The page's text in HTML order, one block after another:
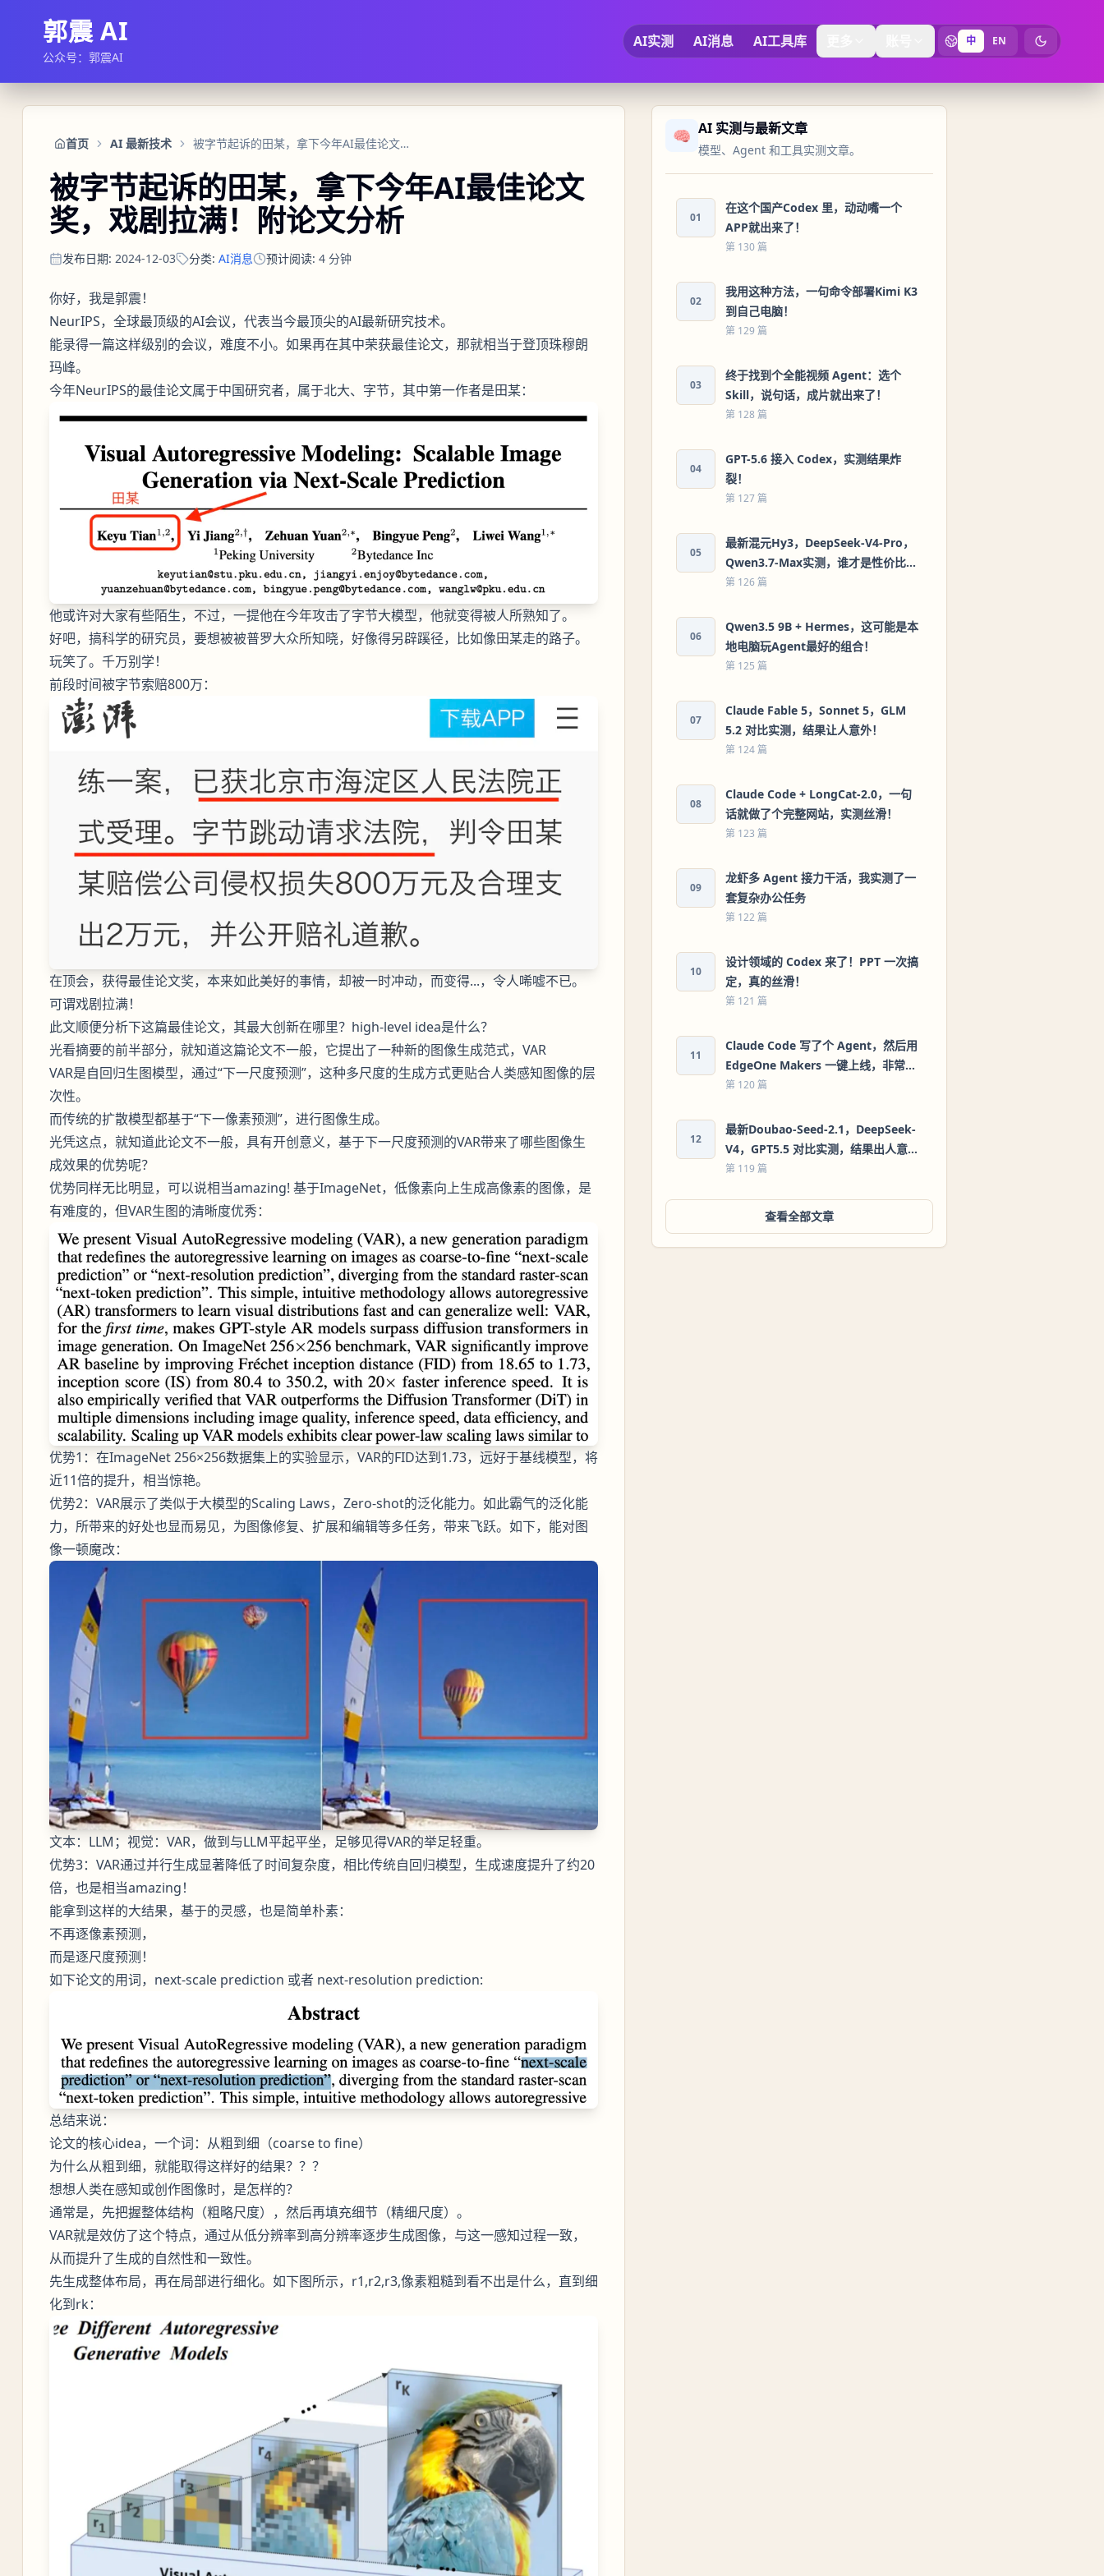
郭震 AI
公众号：郭震AI
AI实测 AI消息 AI工具库 中 EN 切换为暗黑
首页 AI 最新技术 被字节起诉的田某，拿下今年AI最佳论文奖，戏剧拉满！附论文分析
被字节起诉的田某，拿下今年AI最佳论文
奖，戏剧拉满！附论文分析
发布日期: 2024-12-03 分类: AI消息 预计阅读: 4 分钟
你好，我是郭震！
NeurIPS，全球最顶级的AI会议，代表当今最顶尖的AI最新研究技术。
能录得一篇这样级别的会议，难度不小。如果再在其中荣获最佳论文，那就相当于登顶珠穆朗
玛峰。
今年NeurIPS的最佳论文属于中国研究者，属于北大、字节，其中第一作者是田某：
他或许对大家有些陌生，不过，一提他在今年攻击了字节大模型，他就变得被人所熟知了。
好吧，搞科学的研究员，要想被被普罗大众所知晓，好像得另辟蹊径，比如像田某走的路子。
玩笑了。千万别学！
前段时间被字节索赔800万：
在顶会，获得最佳论文奖，本来如此美好的事情，却被一时冲动，而变得...，令人唏嘘不已。
可谓戏剧拉满！
此文顺便分析下这篇最佳论文，其最大创新在哪里？high-level idea是什么？
光看摘要的前半部分，就知道这篇论文不一般，它提出了一种新的图像生成范式，VAR
VAR是自回归生图模型，通过“下一尺度预测”，这种多尺度的生成方式更贴合人类感知图像的层
次性。
而传统的扩散模型都基于“下一像素预测”，进行图像生成。
光凭这点，就知道此论文不一般，具有开创意义，基于下一尺度预测的VAR带来了哪些图像生
成效果的优势呢？
优势同样无比明显，可以说相当amazing! 基于ImageNet，低像素向上生成高像素的图像，是
有难度的，但VAR生图的清晰度优秀：
优势1：在ImageNet 256×256数据集上的实验显示，VAR的FID达到1.73，远好于基线模型，将
近11倍的提升，相当惊艳。
优势2：VAR展示了类似于大模型的Scaling Laws，Zero-shot的泛化能力。如此霸气的泛化能
力，所带来的好处也显而易见，为图像修复、扩展和编辑等多任务，带来飞跃。如下，能对图
像一顿魔改：
文本：LLM；视觉：VAR，做到与LLM平起平坐，足够见得VAR的举足轻重。
优势3：VAR通过并行生成显著降低了时间复杂度，相比传统自回归模型，生成速度提升了约20
倍，也是相当amazing！
能拿到这样的大结果，基于的灵感，也是简单朴素：
不再逐像素预测，
而是逐尺度预测！
如下论文的用词，next-scale prediction 或者 next-resolution prediction:
总结来说：
论文的核心idea，一个词：从粗到细（coarse to fine）
为什么从粗到细，就能取得这样好的结果？？？
想想人类在感知或创作图像时，是怎样的？
通常是，先把握整体结构（粗略尺度），然后再填充细节（精细尺度）。
VAR就是效仿了这个特点，通过从低分辨率到高分辨率逐步生成图像，与这一感知过程一致，
从而提升了生成的自然性和一致性。
先生成整体布局，再在局部进行细化。如下图所示，r1,r2,r3,像素粗糙到看不出是什么，直到细
化到rk：
🧠 AI 实测与最新文章
模型、Agent 和工具实测文章。
01
在这个国产Codex 里，动动嘴一个
APP就出来了！
第 130 篇
02
我用这种方法，一句命令部署Kimi K3
到自己电脑！
第 129 篇
03
终于找到个全能视频 Agent：选个
Skill，说句话，成片就出来了！
第 128 篇
04
GPT-5.6 接入 Codex，实测结果炸
裂！
第 127 篇
05
最新混元Hy3，DeepSeek-V4-Pro，
Qwen3.7-Max实测，谁才是性价比之
王？
第 126 篇
06
Qwen3.5 9B + Hermes，这可能是本
地电脑玩Agent最好的组合！
第 125 篇
07
Claude Fable 5，Sonnet 5，GLM
5.2 对比实测，结果让人意外！
第 124 篇
08
Claude Code + LongCat-2.0，一句
话就做了个完整网站，实测丝滑！
第 123 篇
09
龙虾多 Agent 接力干活，我实测了一
套复杂办公任务
第 122 篇
10
设计领域的 Codex 来了！PPT 一次搞
定，真的丝滑！
第 121 篇
11
Claude Code 写了个 Agent，然后用
EdgeOne Makers 一键上线，非常丝
滑！（附教程）
第 120 篇
12
最新Doubao-Seed-2.1，DeepSeek-
V4，GPT5.5 对比实测，结果出人意
料！
第 119 篇
查看全部文章